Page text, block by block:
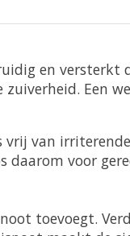
​​en
Een
vrij van
voor
toevoegt.